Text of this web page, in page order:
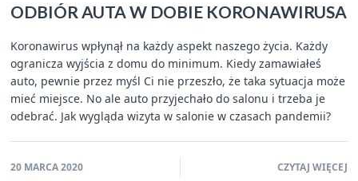
ODBIÓR AUTA W DOBIE KORONAWIRUSA
Koronawirus wpłynął na każdy aspekt naszego życia. Każdy
ogranicza wyjścia z domu do minimum. Kiedy zamawiałeś
auto, pewnie przez myśl Ci nie przeszło, że taka sytuacja może
mieć miejsce. No ale auto przyjechało do salonu i trzeba je
odebrać. Jak wygląda wizyta w salonie w czasach pandemii?
20 MARCA 2020 CZYTAJ WIĘCEJ